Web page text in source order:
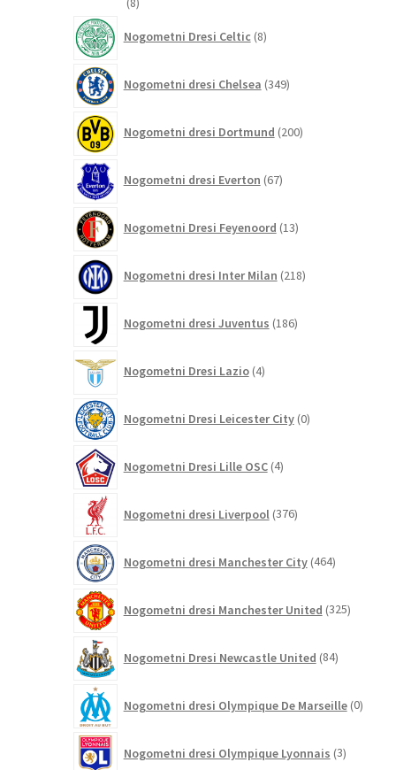
Nogometni Dresi Celtic 8izdelkov
Nogometni dresi Chelsea 349izdelkov
Nogometni dresi Dortmund 200izdelkov
Nogometni dresi Everton 67izdelkov
Nogometni Dresi Feyenoord 13izdelkov
Nogometni dresi Inter Milan 218izdelkov
Nogometni dresi Juventus 186izdelkov
Nogometni Dresi Lazio 4izdelki
Nogometni Dresi Leicester City 0izdelkov
Nogometni Dresi Lille OSC 4izdelki
Nogometni dresi Liverpool 376izdelkov
Nogometni dresi Manchester City 464izdelkov
Nogometni dresi Manchester United 325izdelkov
Nogometni Dresi Newcastle United 84izdelkov
Nogometni dresi Olympique De Marseille 0
Nogometni dresi Olympique Lyonnais 3izdelki